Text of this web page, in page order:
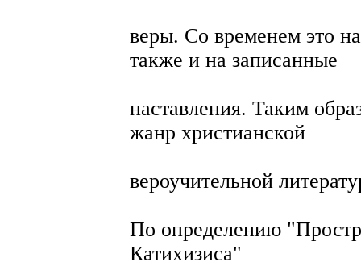
веры. Со временем это
также и на записанные
наставления. Таким
жанр христианской
вероучительной
По определению
Катихизиса"